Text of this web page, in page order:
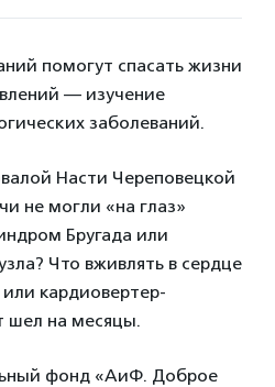
помогут спасать жизни
— изучение
заболеваний.
Насти Череповецкой
не могли «на глаз»
Бругада или
Что вживлять в сердце
кардиовертер-
шел на месяцы.
фонд «АиФ. Доброе